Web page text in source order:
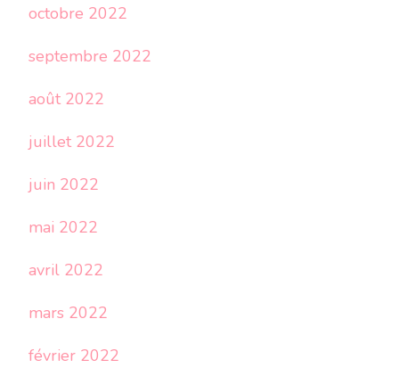
octobre 2022
septembre 2022
août 2022
juillet 2022
juin 2022
mai 2022
avril 2022
mars 2022
février 2022